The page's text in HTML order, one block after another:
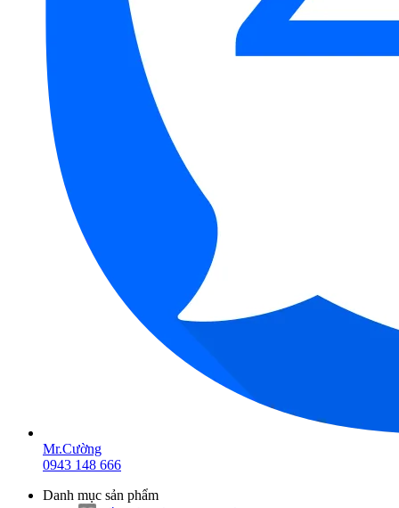
Mr.Cường
0943 148 666
Danh mục sản phẩm